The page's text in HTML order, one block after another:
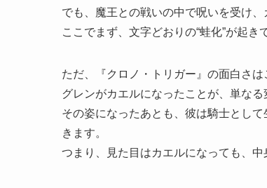
でも、魔王との戦いの中で呪いを受け、
ここでまず、文字どおりの“蛙化”が起き
ただ、『クロノ・トリガー』の面白さは
グレンがカエルになったことが、単なる
その姿になったあとも、彼は騎士とし
きます。
つまり、見た目はカエルになっても、